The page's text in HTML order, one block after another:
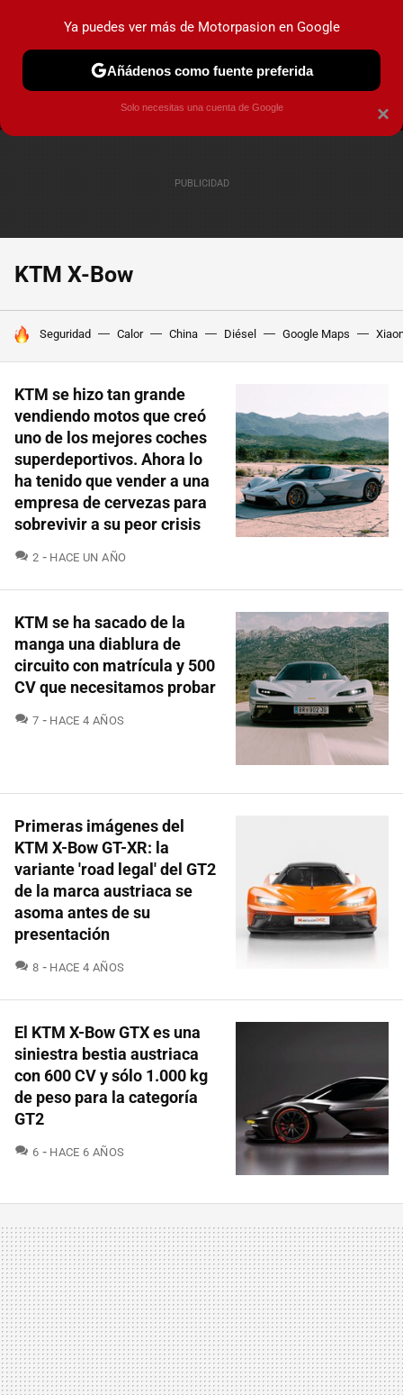
MENÚ NUEVO
COCHES ELÉCTRICOS OBSERVATORIO
KTM X-Bow
HOY SE HABLA DE
Seguridad Calor China Diésel Google Maps
KTM se hizo tan grande
vendiendo motos que creó
uno de los mejores coches
superdeportivos. Ahora lo
ha tenido que vender a una
empresa de cervezas para
sobrevivir a su peor crisis
2 COMENTARIOS
HACE UN AÑO
KTM se ha sacado de la
manga una diablura de
circuito con matrícula y 500
CV que necesitamos probar
7 COMENTARIOS
HACE 4 AÑOS
Primeras imágenes del
KTM X-Bow GT-XR: la
variante 'road legal' del GT2
de la marca austriaca se
asoma antes de su
presentación
8 COMENTARIOS
HACE 4 AÑOS
El KTM X-Bow GTX es una
siniestra bestia austriaca
con 600 CV y sólo 1.000 kg
de peso para la categoría
GT2
6 COMENTARIOS
HACE 6 AÑOS
×
Ya puedes ver más de Motorpasion en Google
Añádenos como fuente preferida
Solo necesitas una cuenta de Google